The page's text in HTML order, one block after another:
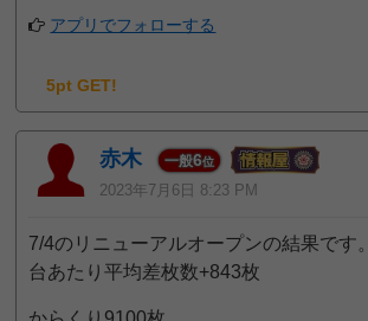
アプリでフォローする
5pt GET!
赤木 一般6位
2023年7月6日 8:23 PM
7/4のリニューアルオープンの結果です。
台あたり平均差枚数+843枚